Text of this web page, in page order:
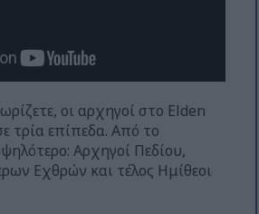
οι αρχηγοί στο Elden
τρία επίπεδα. Από το
Αρχηγοί Πεδίου,
Εχθρών και τέλος Ημίθεοι